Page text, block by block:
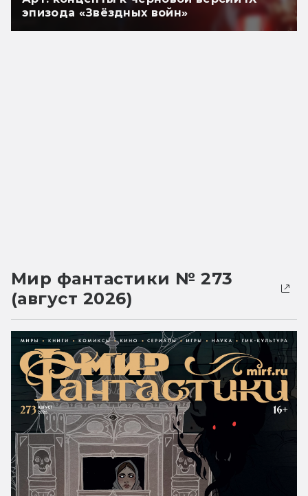
эпизода «Звёздных войн»
Мир фантастики № 273
(август 2026)